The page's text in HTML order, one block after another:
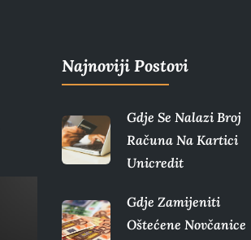
Najnoviji Postovi
Gdje Se Nalazi Broj
Računa Na Kartici
Unicredit
Gdje Zamijeniti
Oštećene Novčanice